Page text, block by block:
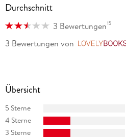
Durchschnitt
3 Bewertungen15
3 Bewertungen von
Übersicht
5 Sterne
4 Sterne
3 Sterne